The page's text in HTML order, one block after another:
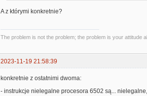
A z którymi konkretnie?
The problem is not the problem; the problem is your attitude
2023-11-19 21:58:39
konkretnie z ostatnimi dwoma:
- instrukcje nielegalne procesora 6502 są... nielegalne,